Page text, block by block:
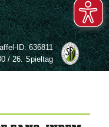
ID:636811
/ 26. Spieltag